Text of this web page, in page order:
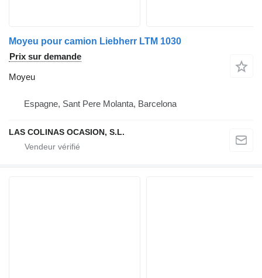
Moyeu pour camion Liebherr LTM 1030
Prix sur demande
Moyeu
Espagne, Sant Pere Molanta, Barcelona
LAS COLINAS OCASION, S.L.